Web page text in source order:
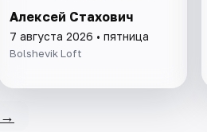
Алексей Стахович
7 августа 2026 • пятница
Bolshevik Loft
→